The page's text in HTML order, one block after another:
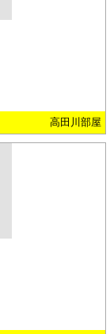
高田川部屋